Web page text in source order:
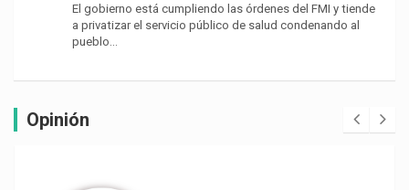
El gobierno está cumpliendo las órdenes del FMI y tiende
a privatizar el servicio público de salud condenando al
pueblo…
Opinión